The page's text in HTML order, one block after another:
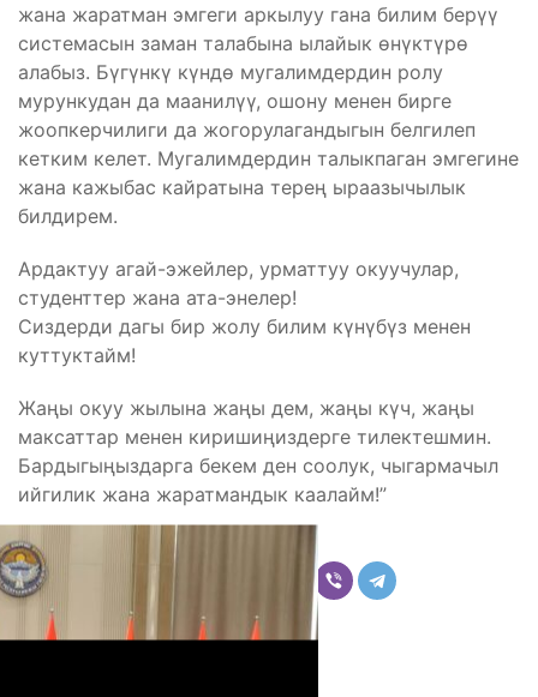
жана жаратман эмгеги аркылуу гана билим берүү
системасын заман талабына ылайык өнүктүрө
алабыз. Бүгүнкү күндө мугалимдердин ролу
мурункудан да маанилүү, ошону менен бирге
жоопкерчилиги да жогорулагандыгын белгилеп
кетким келет. Мугалимдердин талыкпаган эмгегине
жана кажыбас кайратына терең ыраазычылык
билдирем.
Ардактуу агай-эжейлер, урматтуу окуучулар,
студенттер жана ата-энелер!
Сиздерди дагы бир жолу билим күнүбүз менен
куттуктайм!
Жаңы окуу жылына жаңы дем, жаңы күч, жаңы
максаттар менен киришиңиздерге тилектешмин.
Бардыгыңыздарга бекем ден соолук, чыгармачыл
ийгилик жана жаратмандык каалайм!”
Комментарийлер